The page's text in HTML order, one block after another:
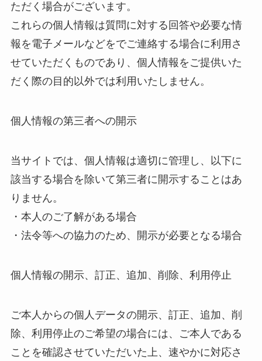
ただく場合がございます。
これらの個人情報は質問に対する回答や必要な情
報を電子メールなどをでご連絡する場合に利用さ
せていただくものであり、個人情報をご提供いた
だく際の目的以外では利用いたしません。
個人情報の第三者への開示
当サイトでは、個人情報は適切に管理し、以下に
該当する場合を除いて第三者に開示することはあ
りません。
・本人のご了解がある場合
・法令等への協力のため、開示が必要となる場合
個人情報の開示、訂正、追加、削除、利用停止
ご本人からの個人データの開示、訂正、追加、削
除、利用停止のご希望の場合には、ご本人である
ことを確認させていただいた上、速やかに対応さ